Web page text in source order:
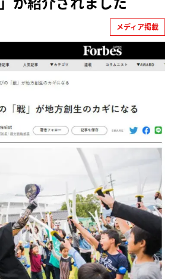
メディア掲載